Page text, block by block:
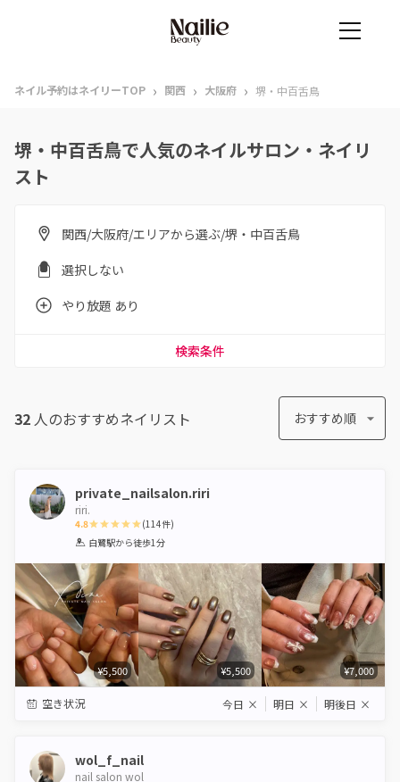
ネイル予約はネイリーTOP › 関西 › 大阪府 › 堺・中百舌鳥
堺・中百舌鳥で人気のネイルサロン・ネイリ
スト
関西/大阪府/エリアから選ぶ/堺・中百舌鳥
選択しない
やり放題 あり
検索条件
32 人のおすすめネイリスト おすすめ順
private_nailsalon.riri
riri.
4.8
1 2 3 4 5
(114件)
白鷺駅から徒歩1分
¥5,500 ¥5,500 ¥7,000
空き状況 今日 × 明日 × 明後日 ×
wol_f_nail
nail salon wol